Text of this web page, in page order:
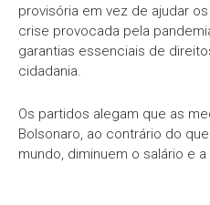
provisória em vez de ajudar
crise provocada pela
garantias essenciais de
cidadania.
Os partidos alegam que as
Bolsonaro, ao contrário do
mundo, diminuem o salário e